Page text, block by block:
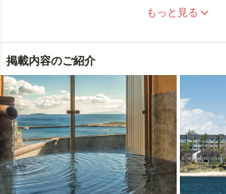
ぎの空間をご提供いたします。もっと見る
掲載内容のご紹介